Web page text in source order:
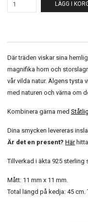
LÄGG I
Där träden viskar sina
magnifika horn och
vår vilda natur. Älgens tysta
med naturen och värna om
Kombinera gärna med
Dina smycken levereras
Är det en present? Här
Tillverkad i äkta 925 sterling
Mått: 11 mm x 11 mm.
Total längd på kedja: 45 cm.